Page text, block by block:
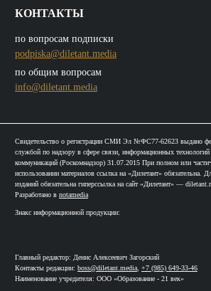
КОНТАКТЫ
по вопросам подписки
podpiska@diletant.media
по общим вопросам
info@diletant.media
Свидетельство о регистрации СМИ Эл №ФС77-62623 выдано
службой по надзору в сфере связи, информационных
коммуникаций (Роскомнадзор) 31.07.2015 При полном или
использовании материалов ссылка на «Дилетант» обязательна.
изданий обязательна гиперссылка на сайт «Дилетант» —
Разработано в notamedia
Знакс информационной продукции:
Главный редактор: Денис Алексеевич Загорский
Контакты редакции: boss@diletant.media +7 (985) 649-33-46
Наименование учредителя: ООО «Образование - 21 век»